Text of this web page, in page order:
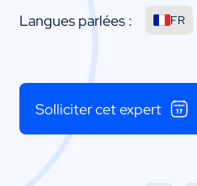
Langues parlées : FR
Solliciter cet expert